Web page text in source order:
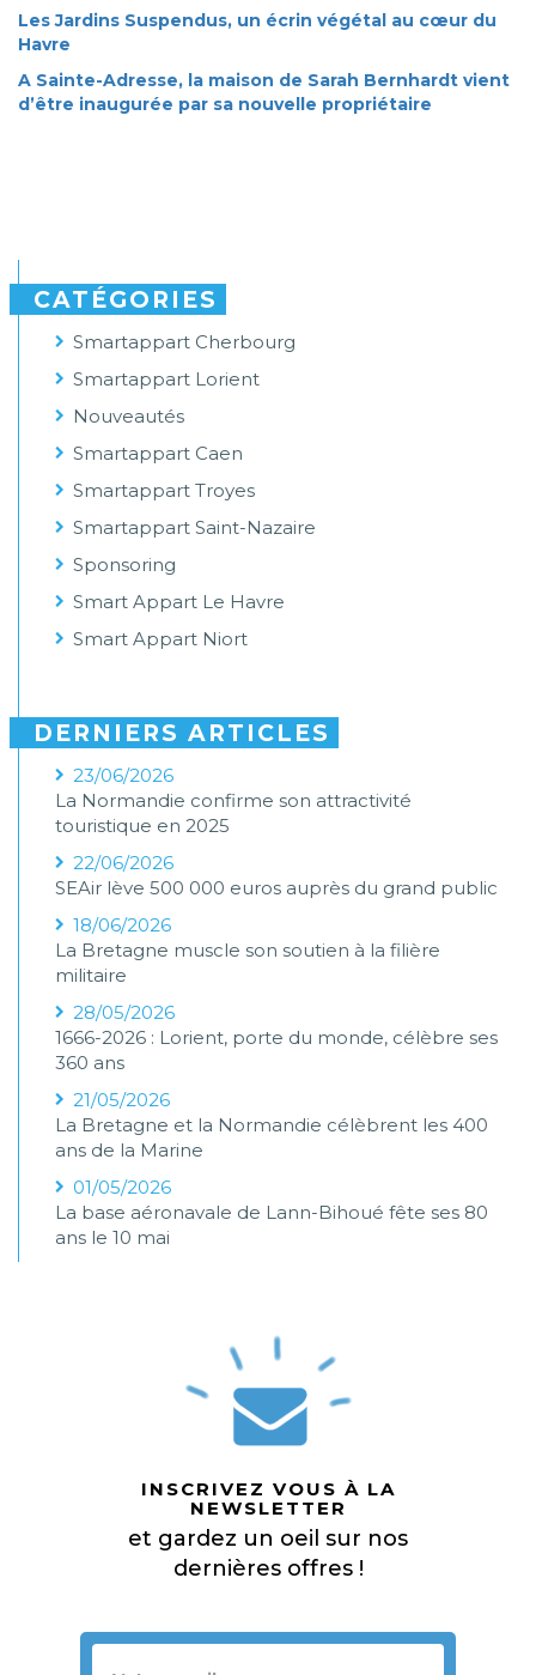
Les Jardins Suspendus, un écrin végétal au cœur du
Havre
A Sainte-Adresse, la maison de Sarah Bernhardt vient
d’être inaugurée par sa nouvelle propriétaire
CATÉGORIES
Smartappart Cherbourg
Smartappart Lorient
Nouveautés
Smartappart Caen
Smartappart Troyes
Smartappart Saint-Nazaire
Sponsoring
Smart Appart Le Havre
Smart Appart Niort
DERNIERS ARTICLES
23/06/2026
La Normandie confirme son attractivité
touristique en 2025
22/06/2026
SEAir lève 500 000 euros auprès du grand public
18/06/2026
La Bretagne muscle son soutien à la filière
militaire
28/05/2026
1666-2026 : Lorient, porte du monde, célèbre ses
360 ans
21/05/2026
La Bretagne et la Normandie célèbrent les 400
ans de la Marine
01/05/2026
La base aéronavale de Lann-Bihoué fête ses 80
ans le 10 mai
INSCRIVEZ VOUS À LA
NEWSLETTER
et gardez un oeil sur nos
dernières offres !